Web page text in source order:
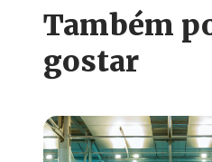
Também
gostar